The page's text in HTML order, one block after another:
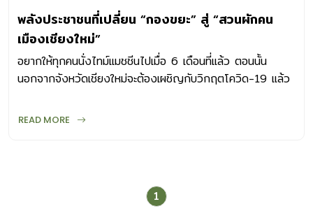
พลังประชาชนที่เปลี่ยน “กองขยะ” สู่ “สวนผักคน
เมืองเชียงใหม่”
อยากให้ทุกคนนั่งไทม์แมชชีนไปเมื่อ 6 เดือนที่แล้ว ตอนนั้น
นอกจากจังหวัดเชียงใหม่จะต้องเผชิญกับวิกฤตโควิด-19 แล้ว
อื่นๆได้สำรวจพื้นที่สีเขียวและพื้นที่รกร้างต่างๆในเมือง จนมาพบ
ครอบครัว ซึ่งปลูกและเก็บไปแบ่งปัน 19 ครอบครัว ช่วงที่
ล็อกดาวน์ ผู้คนเริ่มเผชิญกับวิกฤตการณ์ด้านอาหาร ใจบ้าน สตู
READ MORE
1